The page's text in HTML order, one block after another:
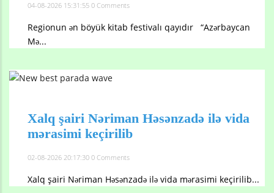
04-08-2026 15:31:55 0 Comments
Regionun ən böyük kitab festivalı qayıdır “Azərbaycan
Mə...
Xalq şairi Nəriman Həsənzadə ilə vida
mərasimi keçirilib
02-08-2026 20:17:30 0 Comments
Xalq şairi Nəriman Həsənzadə ilə vida mərasimi keçirilib...